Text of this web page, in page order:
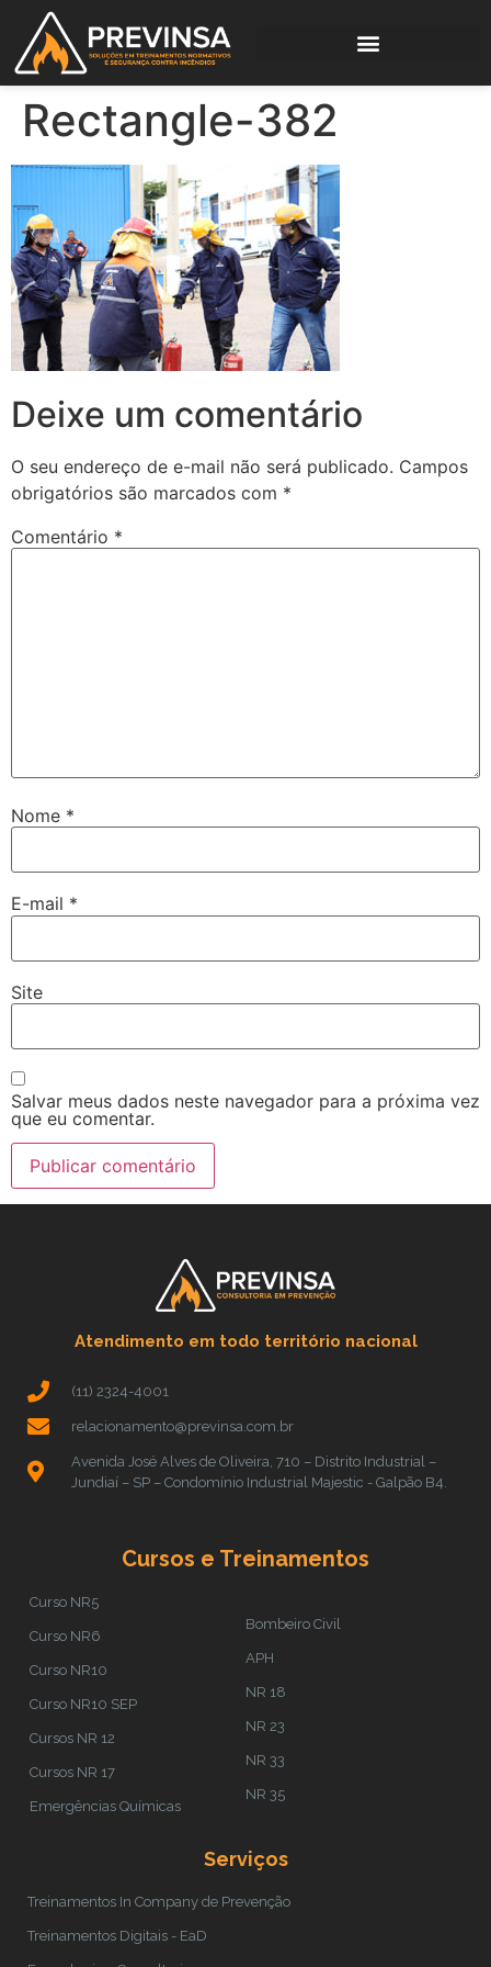
Rectangle-382
Deixe um comentário
O seu endereço de e-mail não será publicado. Campos
obrigatórios são marcados com *
Comentário *
Nome *
E-mail *
Site
Salvar meus dados neste navegador para a próxima vez
que eu comentar.
Atendimento em todo território nacional
(11) 2324-4001
relacionamento@previnsa.com.br
Avenida José Alves de Oliveira, 710 – Distrito Industrial –
Jundiaí – SP – Condomínio Industrial Majestic - Galpão B4.
Cursos e Treinamentos
Curso NR5
Curso NR6
Curso NR10
Curso NR10 SEP
Cursos NR 12
Cursos NR 17
Emergências Químicas
Bombeiro Civil
APH
NR 18
NR 23
NR 33
NR 35
Serviços
Treinamentos In Company de Prevenção
Treinamentos Digitais - EaD